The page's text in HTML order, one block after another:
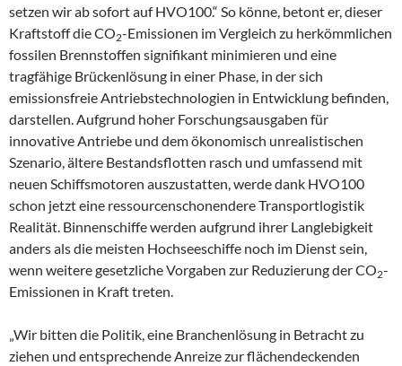
setzen wir ab sofort auf HVO100.“ So könne, betont er, dieser
Kraftstoff die CO2-Emissionen im Vergleich zu herkömmlichen
fossilen Brennstoffen signifikant minimieren und eine
tragfähige Brückenlösung in einer Phase, in der sich
emissionsfreie Antriebstechnologien in Entwicklung befinden,
darstellen. Aufgrund hoher Forschungsausgaben für
innovative Antriebe und dem ökonomisch unrealistischen
Szenario, ältere Bestandsflotten rasch und umfassend mit
neuen Schiffsmotoren auszustatten, werde dank HVO100
schon jetzt eine ressourcenschonendere Transportlogistik
Realität. Binnenschiffe werden aufgrund ihrer Langlebigkeit
anders als die meisten Hochseeschiffe noch im Dienst sein,
wenn weitere gesetzliche Vorgaben zur Reduzierung der CO2-
Emissionen in Kraft treten.
„Wir bitten die Politik, eine Branchenlösung in Betracht zu
ziehen und entsprechende Anreize zur flächendeckenden